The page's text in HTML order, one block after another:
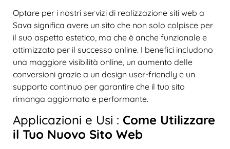
Optare per i nostri servizi di realizzazione siti web a
Sava significa avere un sito che non solo colpisce per
il suo aspetto estetico, ma che è anche funzionale e
ottimizzato per il successo online. I benefici includono
una maggiore visibilità online, un aumento delle
conversioni grazie a un design user-friendly e un
supporto continuo per garantire che il tuo sito
rimanga aggiornato e performante.
Applicazioni e Usi : Come Utilizzare
il Tuo Nuovo Sito Web